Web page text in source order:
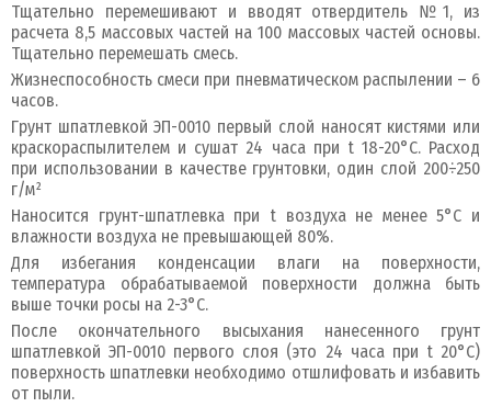
Тщательно перемешивают и вводят отвердитель №1, из
расчета 8,5 массовых частей на 100 массовых частей основы.
Тщательно перемешать смесь.
Жизнеспособность смеси при пневматическом распылении – 6
часов.
Грунт шпатлевкой ЭП-0010 первый слой наносят кистями или
краскораспылителем и сушат 24 часа при t 18-20°С. Расход
при использовании в качестве грунтовки, один слой 200÷250
г/м²
Наносится грунт-шпатлевка при t воздуха не менее 5°С и
влажности воздуха не превышающей 80%.
Для избегания конденсации влаги на поверхности,
температура обрабатываемой поверхности должна быть
выше точки росы на 2-3°С.
После окончательного высыхания нанесенного грунт
шпатлевкой ЭП-0010 первого слоя (это 24 часа при t 20°С)
поверхность шпатлевки необходимо отшлифовать и избавить
от пыли.